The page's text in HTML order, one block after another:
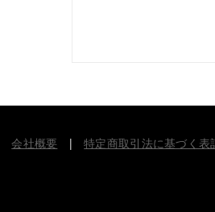
会社概要 |特定商取引法に基づく表